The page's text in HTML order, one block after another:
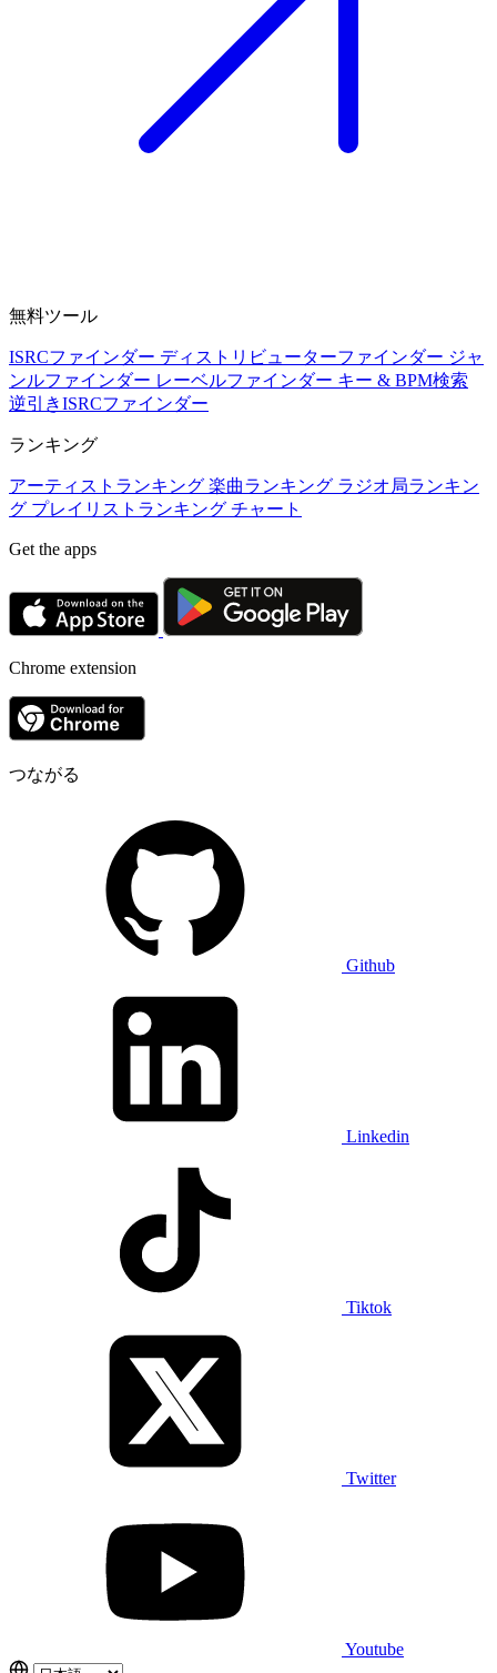
無料ツール
ISRCファインダー ディストリビューターファインダー ジャ
ンルファインダー レーベルファインダー キー & BPM検索
逆引きISRCファインダー
ランキング
アーティストランキング 楽曲ランキング ラジオ局ランキン
グ プレイリストランキング チャート
Get the apps
Chrome extension
つながる
Github
Linkedin
Tiktok
Twitter
Youtube